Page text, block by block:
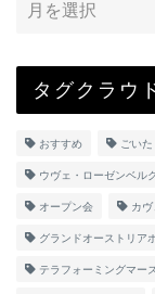
タグクラウ
おすすめ ごいた
ウヴェ・ローゼンベルク
オープン会 カヴ
グランドオーストリア
テラフォーミングマー